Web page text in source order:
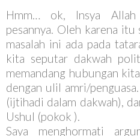
Hmm… ok, Insya Allah
pesannya. Oleh karena itu
masalah ini ada pada
kita seputar dakwah
memandang hubungan
dengan ulil amri/
(ijtihadi dalam dakwah),
Ushul (pokok ).
Saya menghormati